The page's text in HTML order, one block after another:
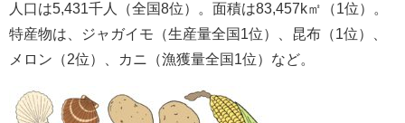
人口は5,431千人（全国8位）。面積は83,457k㎡（1位）。
特産物は、ジャガイモ（生産量全国1位）、昆布（1位）、
メロン（2位）、カニ（漁獲量全国1位）など。